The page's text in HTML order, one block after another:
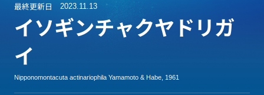
最終更新日 2023.11.13
イソギンチャクヤドリガ
イ
Nipponomontacuta actinariophila Yamamoto & Habe, 1961